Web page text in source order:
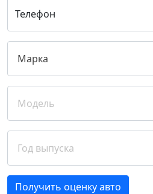
Телефон
Получить оценку авто